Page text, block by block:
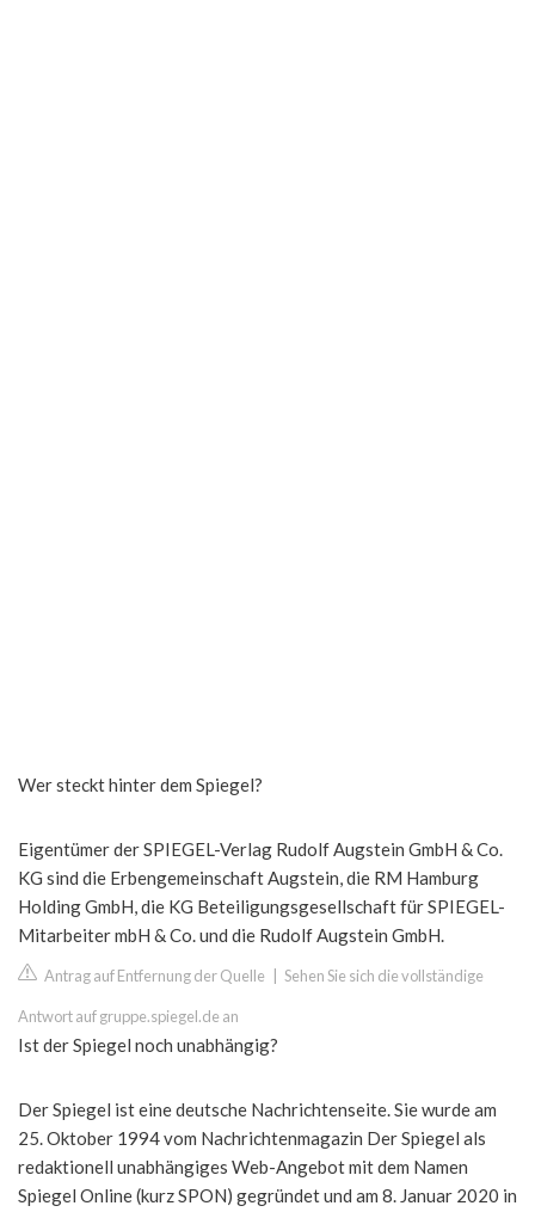
Wer steckt hinter dem Spiegel?
Eigentümer der SPIEGEL-Verlag Rudolf Augstein GmbH & Co.
KG sind die Erbengemeinschaft Augstein, die RM Hamburg
Holding GmbH, die KG Beteiligungsgesellschaft für SPIEGEL-
Mitarbeiter mbH & Co. und die Rudolf Augstein GmbH.
Antrag auf Entfernung der Quelle Sehen Sie sich die vollständige
Antwort auf gruppe.spiegel.de an
Ist der Spiegel noch unabhängig?
Der Spiegel ist eine deutsche Nachrichtenseite. Sie wurde am
25. Oktober 1994 vom Nachrichtenmagazin Der Spiegel als
redaktionell unabhängiges Web-Angebot mit dem Namen
Spiegel Online (kurz SPON) gegründet und am 8. Januar 2020 in